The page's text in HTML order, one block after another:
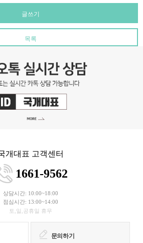
글쓰기
목록
개대표 고객센터
1661-9562
상담시간: 10:00~18:00
점심시간: 13:00~14:00
토,일,공휴일 휴무
문의하기